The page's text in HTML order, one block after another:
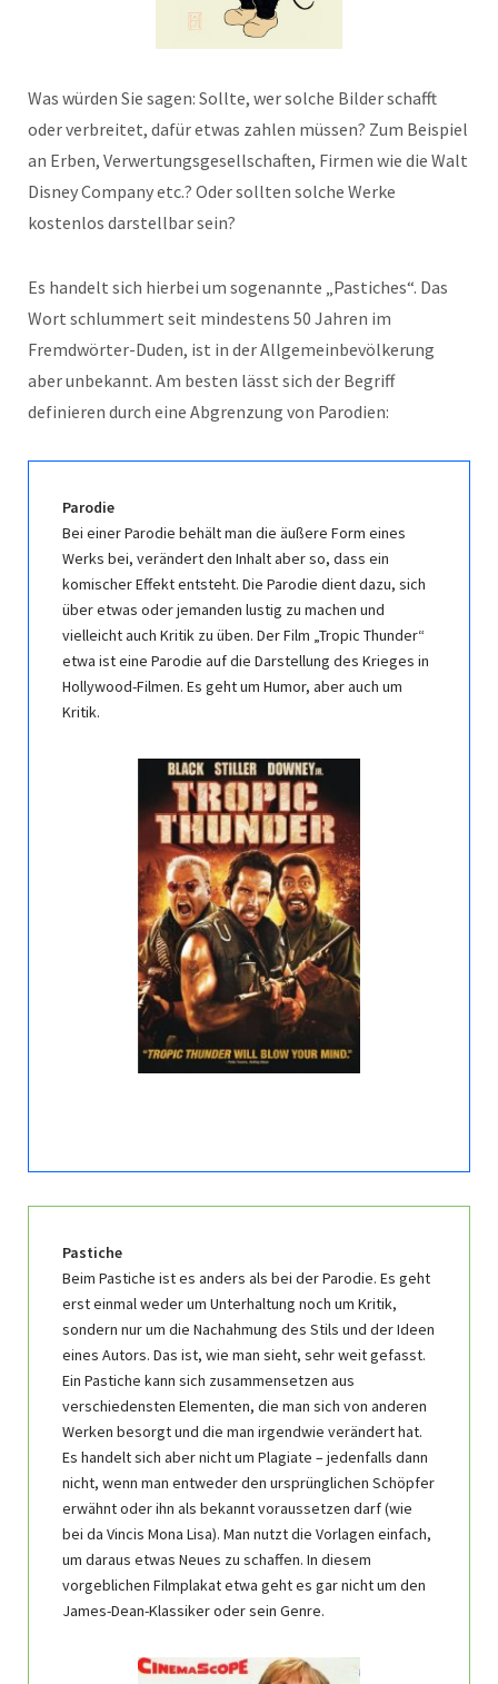
Was würden Sie sagen: Sollte, wer solche Bilder schafft
oder verbreitet, dafür etwas zahlen müssen? Zum Beispiel
an Erben, Verwertungsgesellschaften, Firmen wie die Walt
Disney Company etc.? Oder sollten solche Werke
kostenlos darstellbar sein?
Es handelt sich hierbei um sogenannte „Pastiches“. Das
Wort schlummert seit mindestens 50 Jahren im
Fremdwörter-Duden, ist in der Allgemeinbevölkerung
aber unbekannt. Am besten lässt sich der Begriff
definieren durch eine Abgrenzung von Parodien:
Parodie
Bei einer Parodie behält man die äußere Form eines
Werks bei, verändert den Inhalt aber so, dass ein
komischer Effekt entsteht. Die Parodie dient dazu, sich
über etwas oder jemanden lustig zu machen und
vielleicht auch Kritik zu üben. Der Film „Tropic Thunder“
etwa ist eine Parodie auf die Darstellung des Krieges in
Hollywood-Filmen. Es geht um Humor, aber auch um
Kritik.
Pastiche
Beim Pastiche ist es anders als bei der Parodie. Es geht
erst einmal weder um Unterhaltung noch um Kritik,
sondern nur um die Nachahmung des Stils und der Ideen
eines Autors. Das ist, wie man sieht, sehr weit gefasst.
Ein Pastiche kann sich zusammensetzen aus
verschiedensten Elementen, die man sich von anderen
Werken besorgt und die man irgendwie verändert hat.
Es handelt sich aber nicht um Plagiate – jedenfalls dann
nicht, wenn man entweder den ursprünglichen Schöpfer
erwähnt oder ihn als bekannt voraussetzen darf (wie
bei da Vincis Mona Lisa). Man nutzt die Vorlagen einfach,
um daraus etwas Neues zu schaffen. In diesem
vorgeblichen Filmplakat etwa geht es gar nicht um den
James-Dean-Klassiker oder sein Genre.